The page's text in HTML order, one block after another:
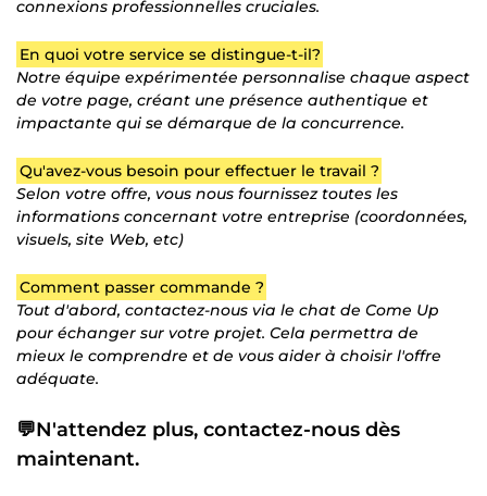
connexions professionnelles cruciales.
En quoi votre service se distingue-t-il?
Notre équipe expérimentée personnalise chaque aspect
de votre page, créant une présence authentique et
impactante qui se démarque de la concurrence.
Qu'avez-vous besoin pour effectuer le travail ?
Selon votre offre, vous nous fournissez toutes les
informations concernant votre entreprise (coordonnées,
visuels, site Web, etc)
Comment passer commande ?
Tout d'abord, contactez-nous via le chat de Come Up
pour échanger sur votre projet. Cela permettra de
mieux le comprendre et de vous aider à choisir l'offre
adéquate.
💬N'attendez plus, contactez-nous dès
maintenant.